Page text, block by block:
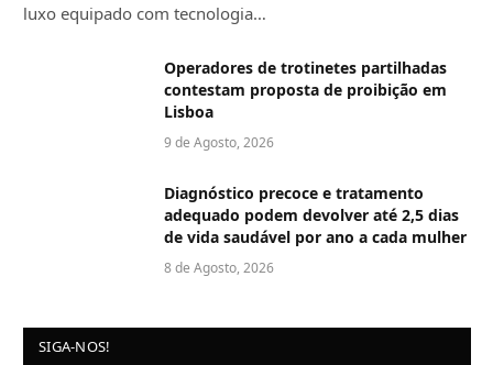
luxo equipado com tecnologia…
Operadores de trotinetes partilhadas
contestam proposta de proibição em
Lisboa
9 de Agosto, 2026
Diagnóstico precoce e tratamento
adequado podem devolver até 2,5 dias
de vida saudável por ano a cada mulher
8 de Agosto, 2026
SIGA-NOS!